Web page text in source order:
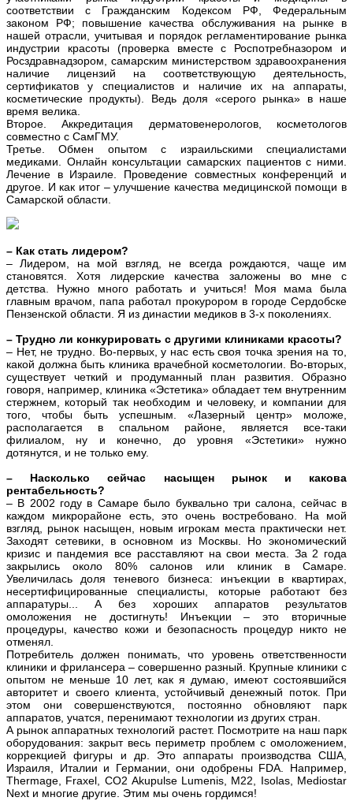
соответствии с Гражданским Кодексом РФ, Федеральным
законом РФ; повышение качества обслуживания на рынке в
нашей отрасли, учитывая и порядок регламентирование рынка
индустрии красоты (проверка вместе с Роспотребназором и
Росздравнадзором, самарским министерством здравоохранения
наличие лицензий на соответствующую деятельность,
сертификатов у специалистов и наличие их на аппараты,
косметические продукты). Ведь доля «серого рынка» в наше
время велика.
Второе. Аккредитация дерматовенерологов, косметологов
совместно с СамГМУ.
Третье. Обмен опытом с израильскими специалистами
медиками. Онлайн консультации самарских пациентов с ними.
Лечение в Израиле. Проведение совместных конференций и
другое. И как итог – улучшение качества медицинской помощи в
Самарской области.
– Как стать лидером?
– Лидером, на мой взгляд, не всегда рождаются, чаще им
становятся. Хотя лидерские качества заложены во мне с
детства. Нужно много работать и учиться! Моя мама была
главным врачом, папа работал прокурором в городе Сердобске
Пензенской области. Я из династии медиков в 3-х поколениях.
– Трудно ли конкурировать с другими клиниками красоты?
– Нет, не трудно. Во-первых, у нас есть своя точка зрения на то,
какой должна быть клиника врачебной косметологии. Во-вторых,
существует четкий и продуманный план развития. Образно
говоря, например, клиника «Эстетика» обладает тем внутренним
стержнем, который так необходим и человеку, и компании для
того, чтобы быть успешным. «Лазерный центр» моложе,
располагается в спальном районе, является все-таки
филиалом, ну и конечно, до уровня «Эстетики» нужно
дотянутся, и не только ему.
– Насколько сейчас насыщен рынок и какова
рентабельность?
– В 2002 году в Самаре было буквально три салона, сейчас в
каждом микрорайоне есть, это очень востребовано. На мой
взгляд, рынок насыщен, новым игрокам места практически нет.
Заходят сетевики, в основном из Москвы. Но экономический
кризис и пандемия все расставляют на свои места. За 2 года
закрылись около 80% салонов или клиник в Самаре.
Увеличилась доля теневого бизнеса: инъекции в квартирах,
несертифицированные специалисты, которые работают без
аппаратуры... А без хороших аппаратов результатов
омоложения не достигнуть! Инъекции – это вторичные
процедуры, качество кожи и безопасность процедур никто не
отменял.
Потребитель должен понимать, что уровень ответственности
клиники и фрилансера – совершенно разный. Крупные клиники с
опытом не меньше 10 лет, как я думаю, имеют состоявшийся
авторитет и своего клиента, устойчивый денежный поток. При
этом они совершенствуются, постоянно обновляют парк
аппаратов, учатся, перенимают технологии из других стран.
А рынок аппаратных технологий растет. Посмотрите на наш парк
оборудования: закрыт весь периметр проблем с омоложением,
коррекцией фигуры и др. Это аппараты производства США,
Израиля, Италии и Германии, они одобрены FDA. Например,
Thermage, Fraxel, СО2 Akupulse Lumenis, М22, Isolas, Mediostar
Next и многие другие. Этим мы очень гордимся!